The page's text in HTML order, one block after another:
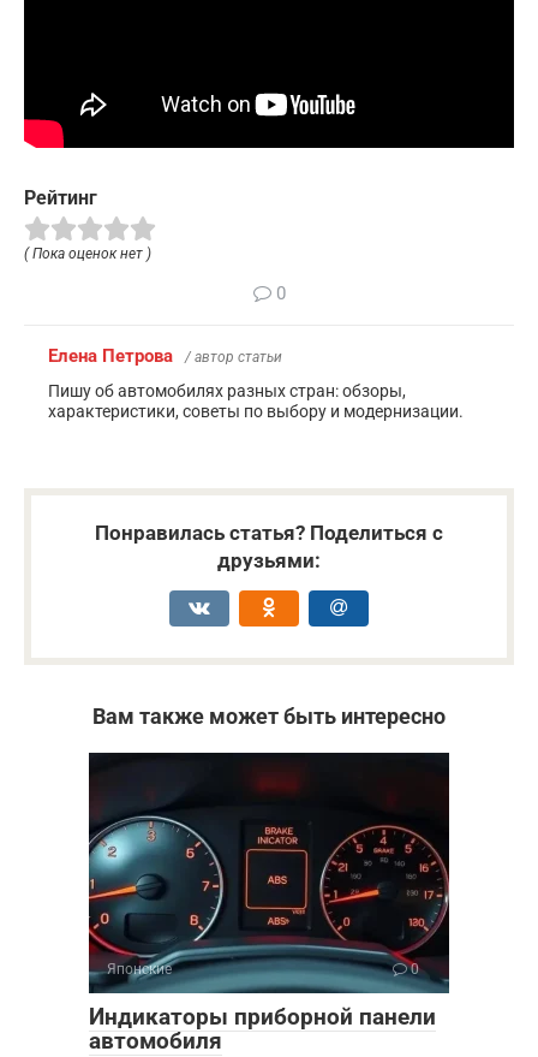
Рейтинг
( Пока оценок нет )
0
Елена Петрова / автор статьи
Пишу об автомобилях разных стран: обзоры,
характеристики, советы по выбору и модернизации.
Понравилась статья? Поделиться с
друзьями:
Вам также может быть интересно
Японские 0
Индикаторы приборной панели
автомобиля